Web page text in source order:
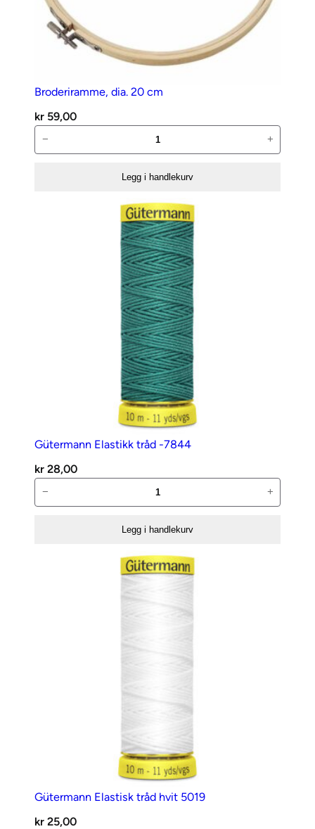
Broderiramme, dia. 20 cm
kr 59,00
dia.
− +
Legg i handlekurv
Gütermann Elastikk tråd -7844
kr 28,00
Elastikk
− +
Legg i handlekurv
Gütermann Elastisk tråd hvit 5019
kr 25,00